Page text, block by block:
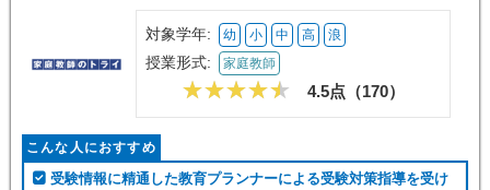
対象学年: 幼 小 中 高 浪
授業形式: 家庭教師
4.5点（170）
こんな人におすすめ
受験情報に精通した教育プランナーによる受験対策指導を受け